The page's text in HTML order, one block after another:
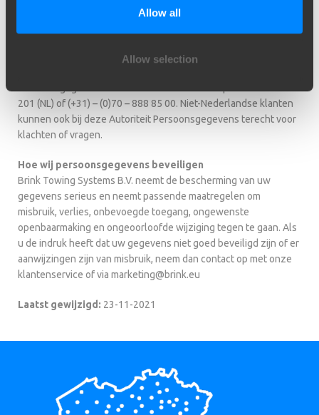
Allow all
Allow selection
wijzen dat u de mogelijkheid heeft om een klacht in te dienen bij
https://autoriteitpersoonsgegevens.nl/een-tip-of-klacht-
201 (NL) of (+31) – (0)70 – 888 85 00. Niet-Nederlandse klanten
kunnen ook bij deze Autoriteit Persoonsgegevens terecht voor
klachten of vragen.
Hoe wij persoonsgegevens beveiligen
Brink Towing Systems B.V. neemt de bescherming van uw
gegevens serieus en neemt passende maatregelen om
misbruik, verlies, onbevoegde toegang, ongewenste
openbaarmaking en ongeoorloofde wijziging tegen te gaan. Als
u de indruk heeft dat uw gegevens niet goed beveiligd zijn of er
aanwijzingen zijn van misbruik, neem dan contact op met onze
klantenservice of via marketing@brink.eu
Laatst gewijzigd: 23-11-2021